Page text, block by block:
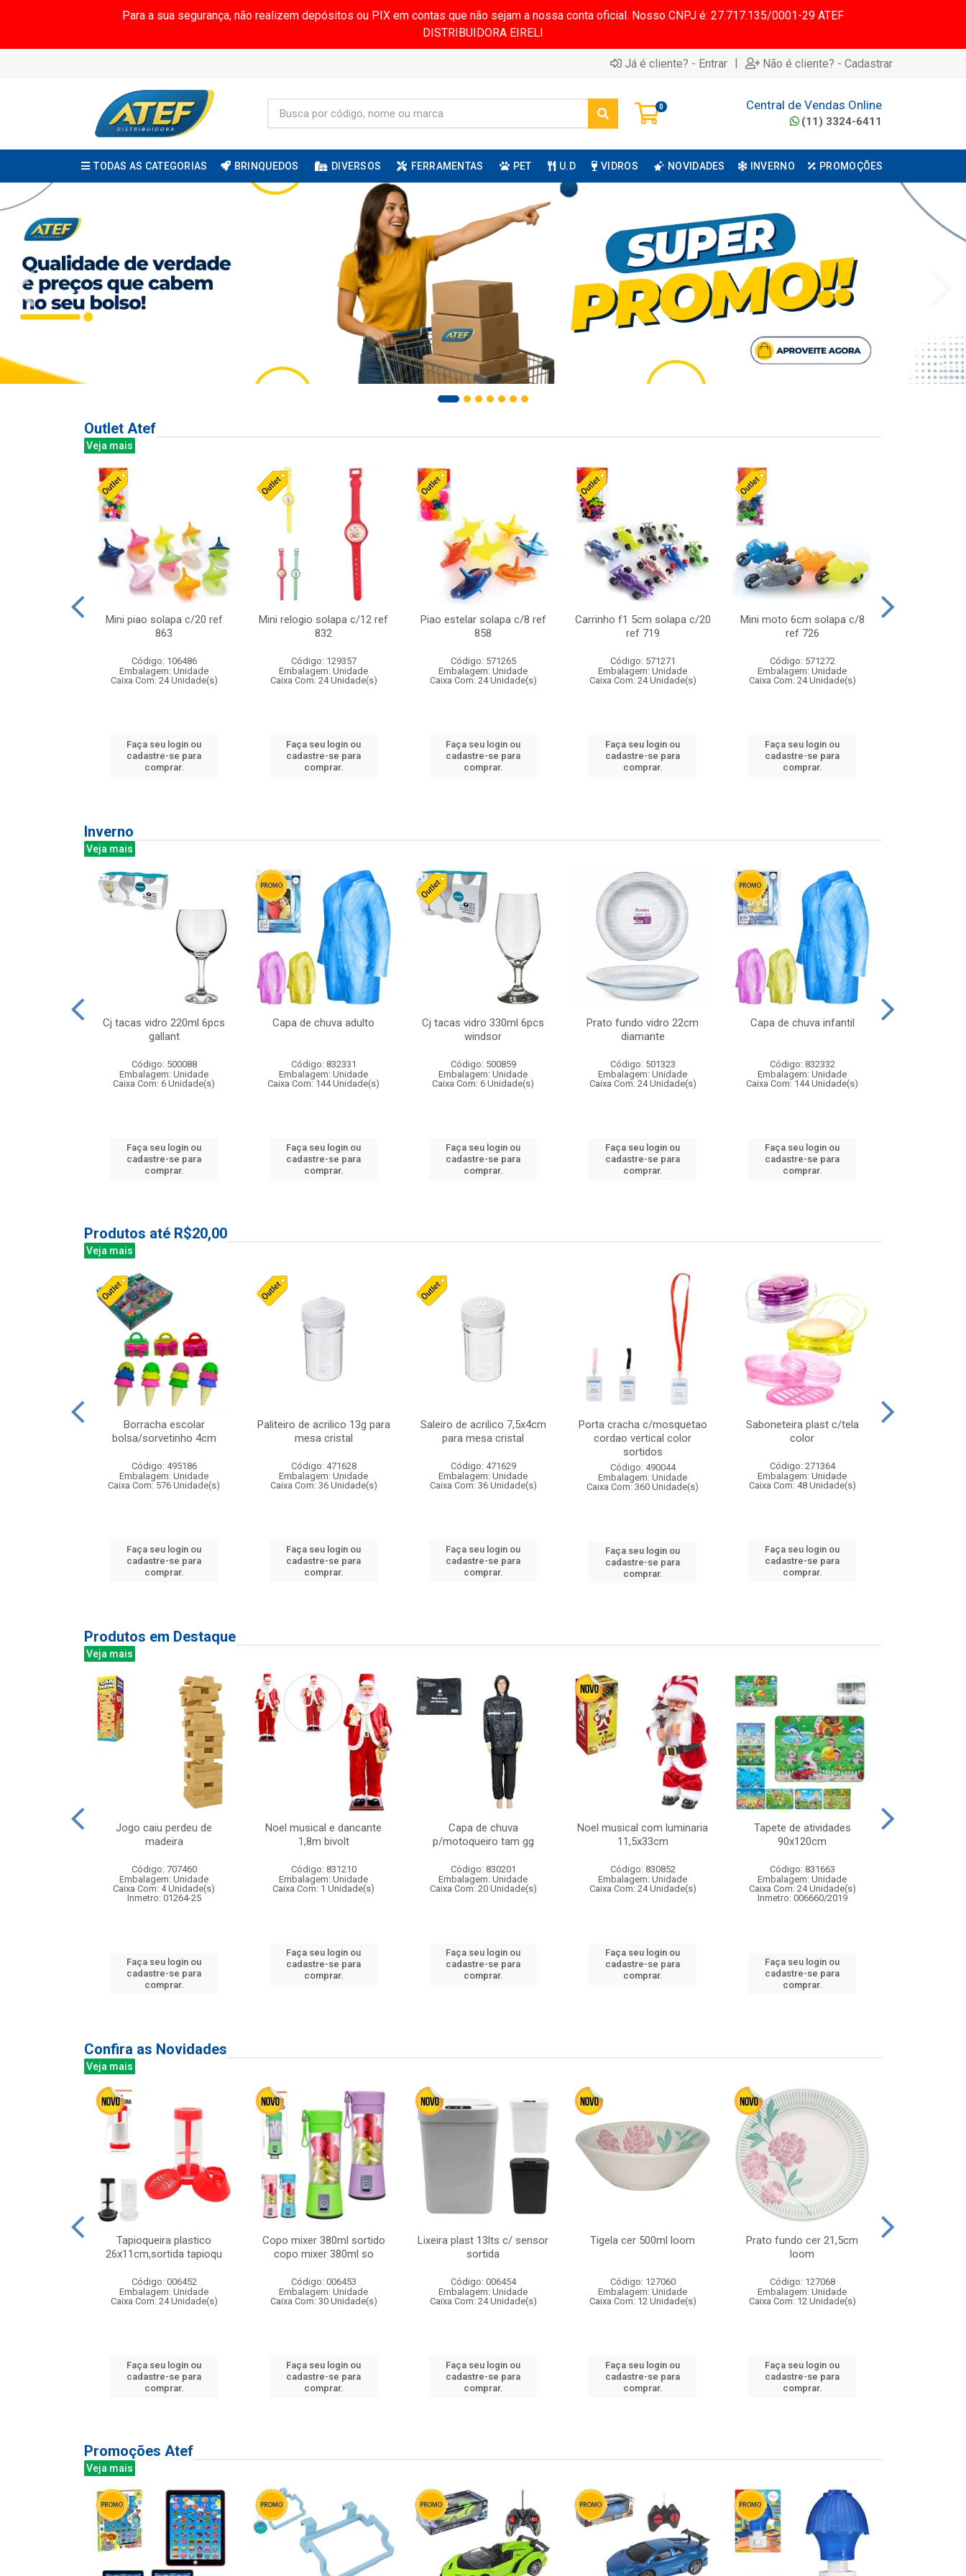
Para a sua segurança, não realizem depósitos ou PIX em contas que não sejam a nossa conta oficial. Nosso CNPJ é: 27.717.135/0001-29 ATEF
DISTRIBUIDORA EIRELI
Já é cliente? - Entrar | Não é cliente? - Cadastrar
0 Central de Vendas Online
(11) 3324-6411
TODAS AS CATEGORIAS BRINQUEDOS DIVERSOS FERRAMENTAS PET U.D VIDROS NOVIDADES INVERNO PROMOÇÕES
Outlet Atef
Veja mais
Mini piao solapa c/20 ref
863
Código: 106486
Embalagem: Unidade
Caixa Com: 24 Unidade(s)
Faça seu login ou
cadastre-se para
comprar.
Mini relogio solapa c/12 ref
832
Código: 129357
Embalagem: Unidade
Caixa Com: 24 Unidade(s)
Faça seu login ou
cadastre-se para
comprar.
Piao estelar solapa c/8 ref
858
Código: 571265
Embalagem: Unidade
Caixa Com: 24 Unidade(s)
Faça seu login ou
cadastre-se para
comprar.
Carrinho f1 5cm solapa c/20
ref 719
Código: 571271
Embalagem: Unidade
Caixa Com: 24 Unidade(s)
Faça seu login ou
cadastre-se para
comprar.
Mini moto 6cm solapa c/8
ref 726
Código: 571272
Embalagem: Unidade
Caixa Com: 24 Unidade(s)
Faça seu login ou
cadastre-se para
comprar.
Inverno
Veja mais
Cj tacas vidro 220ml 6pcs
gallant
Código: 500088
Embalagem: Unidade
Caixa Com: 6 Unidade(s)
Faça seu login ou
cadastre-se para
comprar.
Capa de chuva adulto
Código: 832331
Embalagem: Unidade
Caixa Com: 144 Unidade(s)
Faça seu login ou
cadastre-se para
comprar.
Cj tacas vidro 330ml 6pcs
windsor
Código: 500859
Embalagem: Unidade
Caixa Com: 6 Unidade(s)
Faça seu login ou
cadastre-se para
comprar.
Prato fundo vidro 22cm
diamante
Código: 501323
Embalagem: Unidade
Caixa Com: 24 Unidade(s)
Faça seu login ou
cadastre-se para
comprar.
Capa de chuva infantil
Código: 832332
Embalagem: Unidade
Caixa Com: 144 Unidade(s)
Faça seu login ou
cadastre-se para
comprar.
Produtos até R$20,00
Veja mais
Borracha escolar
bolsa/sorvetinho 4cm
Código: 495186
Embalagem: Unidade
Caixa Com: 576 Unidade(s)
Faça seu login ou
cadastre-se para
comprar.
Paliteiro de acrilico 13g para
mesa cristal
Código: 471628
Embalagem: Unidade
Caixa Com: 36 Unidade(s)
Faça seu login ou
cadastre-se para
comprar.
Saleiro de acrilico 7,5x4cm
para mesa cristal
Código: 471629
Embalagem: Unidade
Caixa Com: 36 Unidade(s)
Faça seu login ou
cadastre-se para
comprar.
Porta cracha c/mosquetao
cordao vertical color
sortidos
Código: 490044
Embalagem: Unidade
Caixa Com: 360 Unidade(s)
Faça seu login ou
cadastre-se para
comprar.
Saboneteira plast c/tela
color
Código: 271364
Embalagem: Unidade
Caixa Com: 48 Unidade(s)
Faça seu login ou
cadastre-se para
comprar.
Produtos em Destaque
Veja mais
Jogo caiu perdeu de
madeira
Código: 707460
Embalagem: Unidade
Caixa Com: 4 Unidade(s)
Inmetro: 01264-25
Faça seu login ou
cadastre-se para
comprar.
Noel musical e dancante
1,8m bivolt
Código: 831210
Embalagem: Unidade
Caixa Com: 1 Unidade(s)
Faça seu login ou
cadastre-se para
comprar.
Capa de chuva
p/motoqueiro tam gg
Código: 830201
Embalagem: Unidade
Caixa Com: 20 Unidade(s)
Faça seu login ou
cadastre-se para
comprar.
Noel musical com luminaria
11,5x33cm
Código: 830852
Embalagem: Unidade
Caixa Com: 24 Unidade(s)
Faça seu login ou
cadastre-se para
comprar.
Tapete de atividades
90x120cm
Código: 831663
Embalagem: Unidade
Caixa Com: 24 Unidade(s)
Inmetro: 006660/2019
Faça seu login ou
cadastre-se para
comprar.
Confira as Novidades
Veja mais
Tapioqueira plastico
26x11cm,sortida tapioqu
Código: 006452
Embalagem: Unidade
Caixa Com: 24 Unidade(s)
Faça seu login ou
cadastre-se para
comprar.
Copo mixer 380ml sortido
copo mixer 380ml so
Código: 006453
Embalagem: Unidade
Caixa Com: 30 Unidade(s)
Faça seu login ou
cadastre-se para
comprar.
Lixeira plast 13lts c/ sensor
sortida
Código: 006454
Embalagem: Unidade
Caixa Com: 24 Unidade(s)
Faça seu login ou
cadastre-se para
comprar.
Tigela cer 500ml loom
Código: 127060
Embalagem: Unidade
Caixa Com: 12 Unidade(s)
Faça seu login ou
cadastre-se para
comprar.
Prato fundo cer 21,5cm
loom
Código: 127068
Embalagem: Unidade
Caixa Com: 12 Unidade(s)
Faça seu login ou
cadastre-se para
comprar.
Promoções Atef
Veja mais